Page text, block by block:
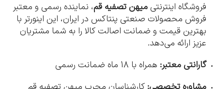
فروشگاه اینترنتیمیهن تصفیه قم، نماینده رسمی و معتبر
فروش محصولات صنعتی پنتاکس در ایران، این اینورتر با
بهترین قیمت و ضمانت اصالت کالا را به شما مشتریان
عزیز ارائه می‌دهد.
گارانتی معتبر: همراه با 18 ماه ضمانت رسمی